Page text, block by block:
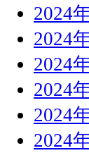
2024
2024
2024
2024
2024
2024